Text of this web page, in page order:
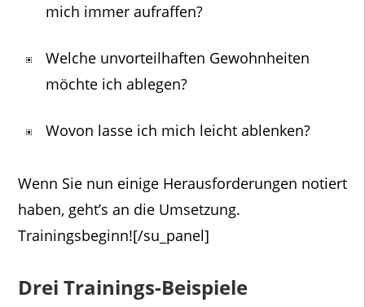
mich immer aufraffen?
Welche unvorteilhaften Gewohnheiten
möchte ich ablegen?
Wovon lasse ich mich leicht ablenken?
Wenn Sie nun einige Herausforderungen notiert
haben, geht’s an die Umsetzung.
Trainingsbeginn![/su_panel]
Drei Trainings-Beispiele